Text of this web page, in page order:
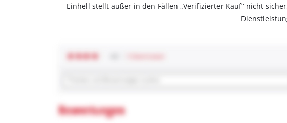
Einhell stellt außer in den Fällen „Verifizierter Kauf“ nicht